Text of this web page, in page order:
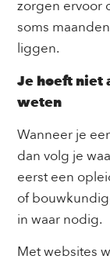
zorgen ervoor
soms
liggen.
Je hoeft niet
weten
Wanneer je
dan volg je
eerst een
of
in waar nodig.
Met websites